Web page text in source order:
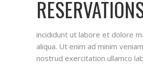
incididunt ut labore et dolore
aliqua. Ut enim ad minim
nostrud exercitation ullamco